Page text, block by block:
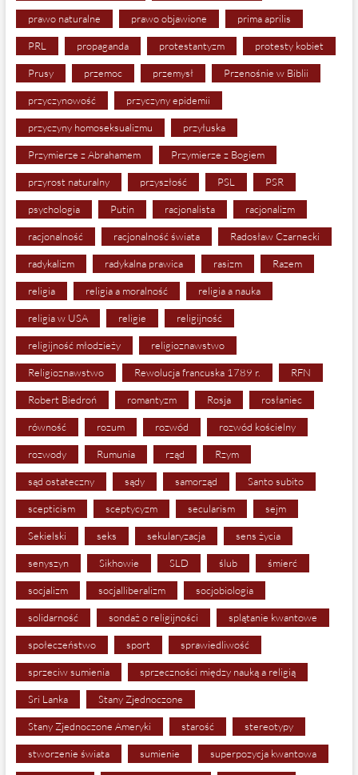
prawo naturalne prawo objawione prima aprilis
PRL propaganda protestantyzm protesty kobiet
Prusy przemoc przemysł Przenośnie w Biblii
przyczynowość przyczyny epidemii
przyczyny homoseksualizmu przyłuska
Przymierze z Abrahamem Przymierze z Bogiem
przyrost naturalny przyszłość PSL PSR
psychologia Putin racjonalista racjonalizm
racjonalność racjonalność świata Radosław Czarnecki
radykalizm radykalna prawica rasizm Razem
religia religia a moralność religia a nauka
religia w USA religie religijność
religijność młodzieży religioznawstwo
Religioznawstwo Rewolucja francuska 1789 r. RFN
Robert Biedroń romantyzm Rosja rosłaniec
równość rozum rozwód rozwód kościelny
rozwody Rumunia rząd Rzym
sąd ostateczny sądy samorząd Santo subito
scepticism sceptycyzm secularism sejm
Sekielski seks sekularyzacja sens życia
senyszyn Sikhowie SLD ślub śmierć
socjalizm socjalliberalizm socjobiologia
solidarność sondaż o religijności splątanie kwantowe
społeczeństwo sport sprawiedliwość
sprzeciw sumienia sprzeczności między nauką a religią
Sri Lanka Stany Zjednoczone
Stany Zjednoczone Ameryki starość stereotypy
stworzenie świata sumienie superpozycja kwantowa